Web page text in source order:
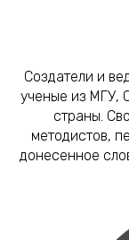
Создатели и
ученые из МГУ,
страны.
методистов,
донесенное